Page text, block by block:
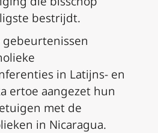
bestrijdt.
gebeurtenissen
in Latijns- en
ertoe aangezet hun
met de
in Nicaragua.